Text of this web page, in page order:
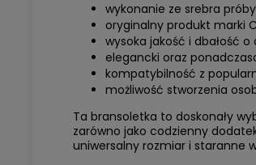
wykonanie ze srebra
oryginalny produkt marki
wysoka jakość i dbałość o
elegancki oraz
kompatybilność z
możliwość stworzenia
Ta bransoletka to doskonały
zarówno jako codzienny
uniwersalny rozmiar i staranne